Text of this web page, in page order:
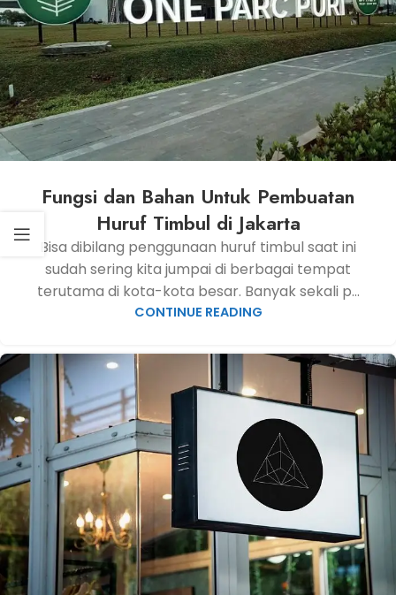
Fungsi dan Bahan Untuk Pembuatan
Huruf Timbul di Jakarta
Bisa dibilang penggunaan huruf timbul saat ini
sudah sering kita jumpai di berbagai tempat
terutama di kota-kota besar. Banyak sekali p...
CONTINUE READING